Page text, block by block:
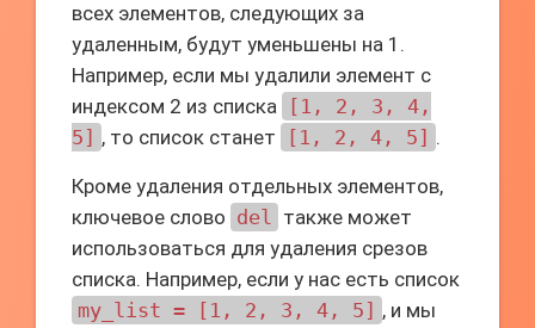
всех элементов, следующих за
удаленным, будут уменьшены на 1.
Например, если мы удалили элемент с
индексом 2 из списка
[1, 2, 3, 4,
5] , то список станет [1, 2, 4, 5] .
Кроме удаления отдельных элементов,
ключевое слово del также может
использоваться для удаления срезов
списка. Например, если у нас есть список
my_list = [1, 2, 3, 4, 5] , и мы